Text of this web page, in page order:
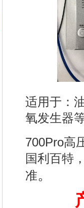
适用于：
氧发生器
700Pro高
国利百特
准。